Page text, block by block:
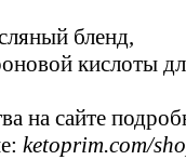
бленд,
кислоты
на сайте
ketoprim.com/